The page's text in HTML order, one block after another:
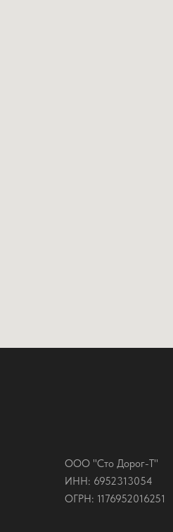
ООО "Сто Дорог-Т"
ИНН: 6952313054
ОГРН: 1176952016251